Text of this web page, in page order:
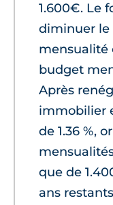
1.600€. Le
diminuer le
mensualité
budget
Après
immobilier
de 1.36 %,
que de
ans